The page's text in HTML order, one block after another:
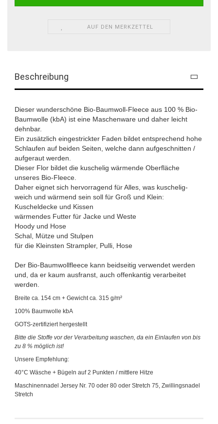
AUF DEN MERKZETTEL
Beschreibung
Dieser wunderschöne Bio-Baumwoll-Fleece aus 100 % Bio-
Baumwolle (kbA) ist eine Maschenware und daher leicht
dehnbar.
Ein zusätzlich eingestrickter Faden bildet entsprechend hohe
Schlaufen auf beiden Seiten, welche dann aufgeschnitten /
aufgeraut werden.
Dieser Flor bildet die kuschelig wärmende Oberfläche
unseres Bio-Fleece.
Daher eignet sich hervorragend für Alles, was kuschelig-
weich und wärmend sein soll für Groß und Klein:
Kuscheldecke und Kissen
wärmendes Futter für Jacke und Weste
Hoody und Hose
Schal, Mütze und Stulpen
für die Kleinsten Strampler, Pulli, Hose
Der Bio-Baumwollfleece kann beidseitig verwendet werden
und, da er kaum ausfranst, auch offenkantig verarbeitet
werden.
Breite ca. 154 cm + Gewicht ca. 315 g/m²
100% Baumwolle kbA
GOTS-zertifiziert hergestellt
Bitte die Stoffe vor der Verarbeitung waschen, da ein Einlaufen von bis
zu 8 % möglich ist!
Unsere Empfehlung:
40°C Wäsche + Bügeln auf 2 Punkten / mittlere Hitze
Maschinennadel Jersey Nr. 70 oder 80 oder Stretch 75, Zwillingsnadel
Stretch